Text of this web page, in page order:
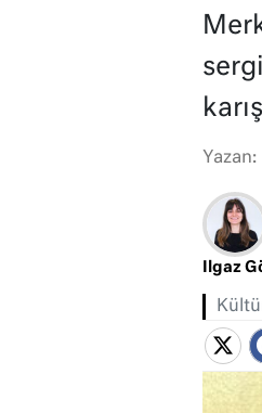
Yazan:
Ilgaz